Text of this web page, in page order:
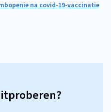
na covid-19-vaccinatie